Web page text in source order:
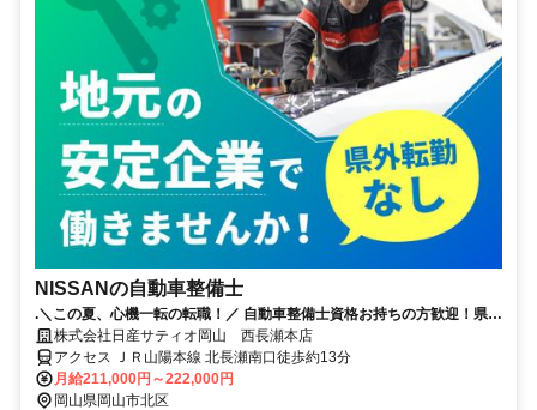
NISSANの自動車整備士
.＼この夏、心機一転の転職！／ 自動車整備士資格お持ちの方歓迎！県外
への転勤無し！誰もが知る安心な会社！賞与5.2か月支給！（昨年度実
績）
株式会社日産サティオ岡山 西長瀬本店
アクセス ＪＲ山陽本線 北長瀬南口徒歩約13分
月給211,000円～222,000円
岡山県岡山市北区